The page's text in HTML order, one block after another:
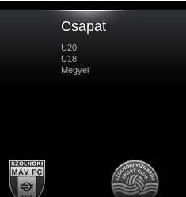
Csapat
U20
U18
Megyei